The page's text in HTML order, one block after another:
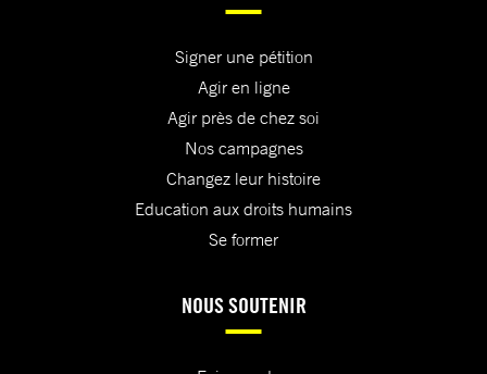
Signer une pétition
Agir en ligne
Agir près de chez soi
Nos campagnes
Changez leur histoire
Education aux droits humains
Se former
NOUS SOUTENIR